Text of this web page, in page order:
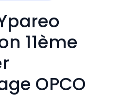
11ème
OPCO